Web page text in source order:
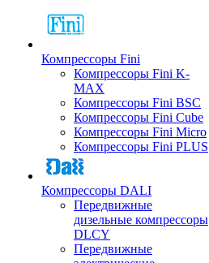
Компрессоры Fini
Компрессоры Fini K-
MAX
Компрессоры Fini BSC
Компрессоры Fini Cube
Компрессоры Fini Micro
Компрессоры Fini PLUS
Компрессоры DALI
Передвижные
дизельные компрессоры
DLCY
Передвижные